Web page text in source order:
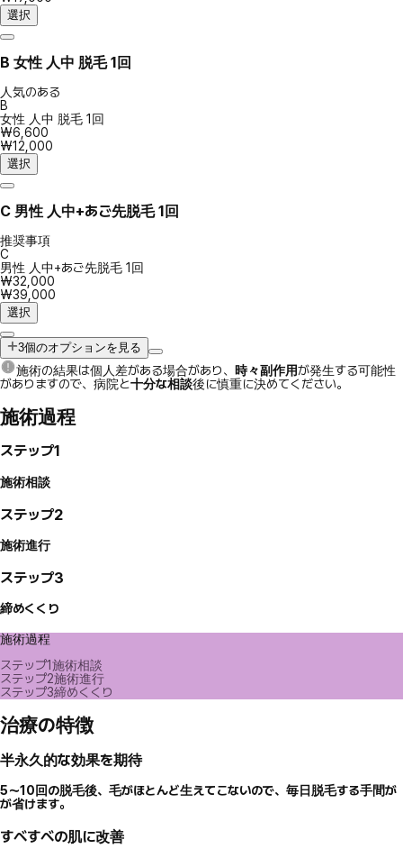
選択
B 女性 人中 脱毛 1回
人気のある
B
女性 人中 脱毛 1回
₩6,600
₩12,000
選択
C 男性 人中+あご先脱毛 1回
推奨事項
C
男性 人中+あご先脱毛 1回
₩32,000
₩39,000
選択
3個のオプションを見る
施術の結果は個人差がある場合があり、 時々副作用が発生する可能性
がありますので、病院と十分な相談後に慎重に決めてください。
施術過程
ステップ1
施術相談
ステップ2
施術進行
ステップ3
締めくくり
施術過程
ステップ1施術相談
ステップ2施術進行
ステップ3締めくくり
治療の特徴
半永久的な効果を期待
5～10回の脱毛後、毛がほとんど生えてこないので、毎日脱毛する手間が
が省けます。
すべすべの肌に改善